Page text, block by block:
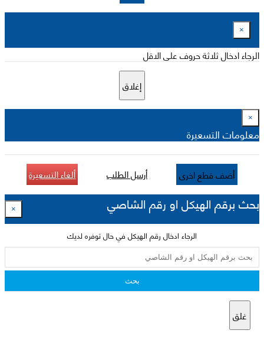
×
الرجاء ادخال ثلاثة حروف على الاقل
إغلاق
×
معلومات التسعيرة
أضف قطع اخرى أرسل الطلب ألغاء التسعيرة
بحث برقم الهيكل او رقم الشاصي ×
الرجاء ادخال رقم الهيكل في حال توفره لديك
بحث
غلق